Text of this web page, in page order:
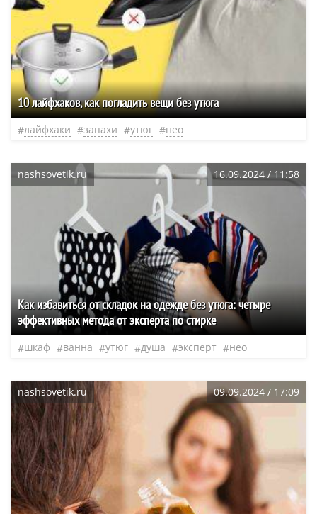
10 лайфхаков, как погладить вещи без утюга
лайфхаки запахи утюг нео
nashsovetik.ru 16.09.2024 / 11:58
Как избавиться от складок на одежде без утюга: четыре
эффективных метода от эксперта по стирке
шкаф ванна утюг душа эксперт нео
nashsovetik.ru 09.09.2024 / 17:09